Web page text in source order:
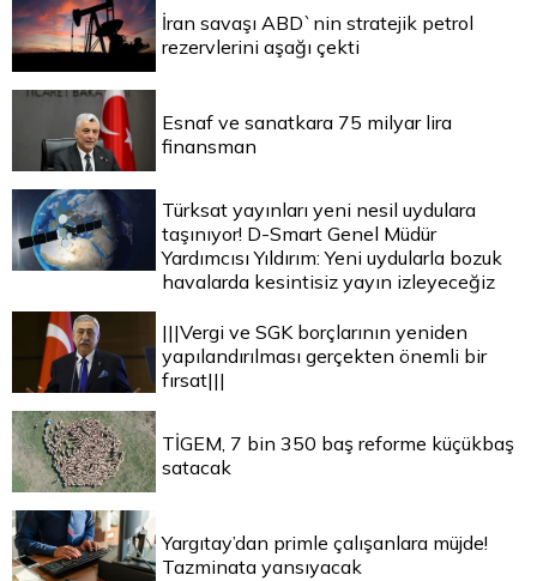
İran savaşı ABD`nin stratejik petrol
rezervlerini aşağı çekti
Esnaf ve sanatkara 75 milyar lira
finansman
Türksat yayınları yeni nesil uydulara
taşınıyor! D-Smart Genel Müdür
Yardımcısı Yıldırım: Yeni uydularla bozuk
havalarda kesintisiz yayın izleyeceğiz
|||Vergi ve SGK borçlarının yeniden
yapılandırılması gerçekten önemli bir
fırsat|||
TİGEM, 7 bin 350 baş reforme küçükbaş
satacak
Yargıtay’dan primle çalışanlara müjde!
Tazminata yansıyacak